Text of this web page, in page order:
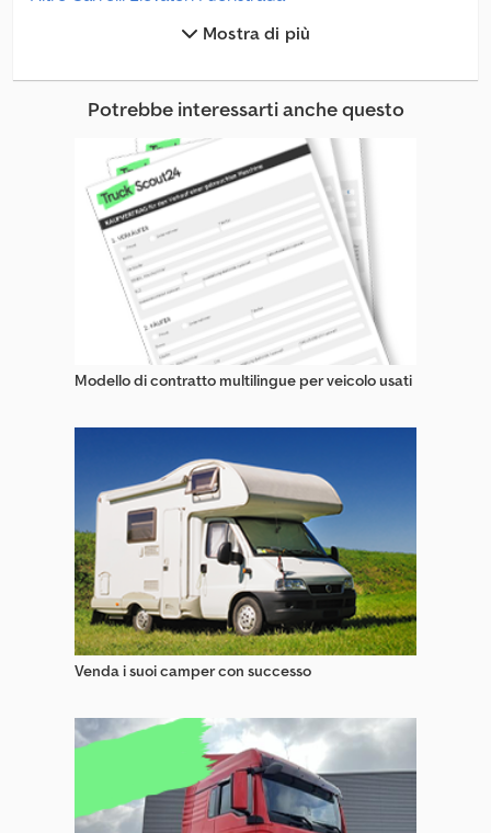
Altro Carrelli Elevatori Laterali
Altro Carrelli Per Corsie Strette (Vna)
Altro Carri Caricatori
Atlet Carrelli A Quattro Vie
Baumann As Carrelli Elevatori
Baumann Gs Carrelli Elevatori
Bt Rre Carrelli Elevatori
Carrelli A Quattro Vie
Carrelli Elevatori Fuoristrada
Carrelli Elevatori Laterali
Carrelli Per Corsie Strette (Vna)
Carrelli Porta Moto
Combilift R Carrelli Elevatori
Dan Truck Carrelli Elevatori
Mostra di più
Potrebbe interessarti anche questo
Modello di contratto multilingue per veicolo usati
Venda i suoi camper con successo